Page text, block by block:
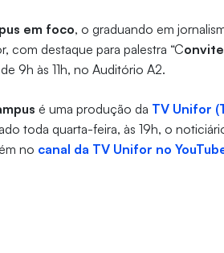
em foco, o graduando em
com destaque para palestra “C
9h às 11h, no Auditório A2.
é uma produção da TV Unifor
toda quarta-feira, às 19h, o
no canal da TV Unifor no